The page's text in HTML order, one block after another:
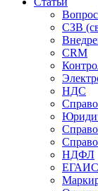
СЗВ
CRM
НДС
НДФЛ
ЕГАИС